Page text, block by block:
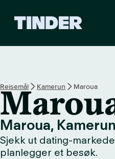
s
h
e
m
m
e
Reisemål Kamerun Maroua
Maroua, Kamerun
Sjekk ut dating-
planlegger et besøk.